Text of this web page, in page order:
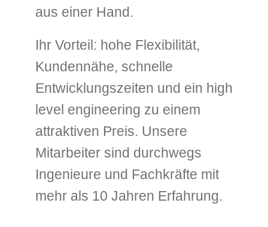
aus einer Hand.
Ihr Vorteil: hohe Flexibilität,
Kundennähe, schnelle
Entwicklungszeiten und ein high
level engineering zu einem
attraktiven Preis. Unsere
Mitarbeiter sind durchwegs
Ingenieure und Fachkräfte mit
mehr als 10 Jahren Erfahrung.